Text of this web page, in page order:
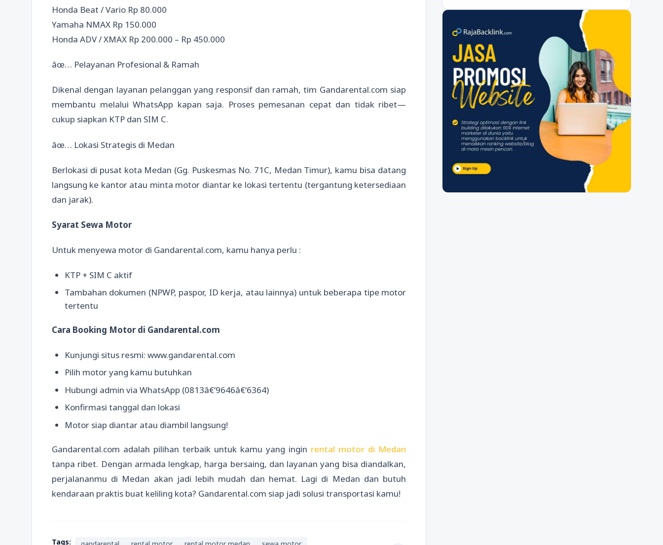
Honda Beat / Vario Rp 80.000
Yamaha NMAX Rp 150.000
Honda ADV / XMAX Rp 200.000 – Rp 450.000
âœ… Pelayanan Profesional & Ramah
Dikenal dengan layanan pelanggan yang responsif dan ramah, tim Gandarental.com siap
membantu melalui WhatsApp kapan saja. Proses pemesanan cepat dan tidak ribet—
cukup siapkan KTP dan SIM C.
âœ… Lokasi Strategis di Medan
Berlokasi di pusat kota Medan (Gg. Puskesmas No. 71C, Medan Timur), kamu bisa datang
langsung ke kantor atau minta motor diantar ke lokasi tertentu (tergantung ketersediaan
dan jarak).
Syarat Sewa Motor
Untuk menyewa motor di Gandarental.com, kamu hanya perlu :
KTP + SIM C aktif
Tambahan dokumen (NPWP, paspor, ID kerja, atau lainnya) untuk beberapa tipe motor
tertentu
Cara Booking Motor di Gandarental.com
Kunjungi situs resmi: www.gandarental.com
Pilih motor yang kamu butuhkan
Hubungi admin via WhatsApp (0813â€‘9646â€‘6364)
Konfirmasi tanggal dan lokasi
Motor siap diantar atau diambil langsung!
Gandarental.com adalah pilihan terbaik untuk kamu yang ingin rental motor di Medan
tanpa ribet. Dengan armada lengkap, harga bersaing, dan layanan yang bisa diandalkan,
perjalananmu di Medan akan jadi lebih mudah dan hemat. Lagi di Medan dan butuh
kendaraan praktis buat keliling kota? Gandarental.com siap jadi solusi transportasi kamu!
Tags: